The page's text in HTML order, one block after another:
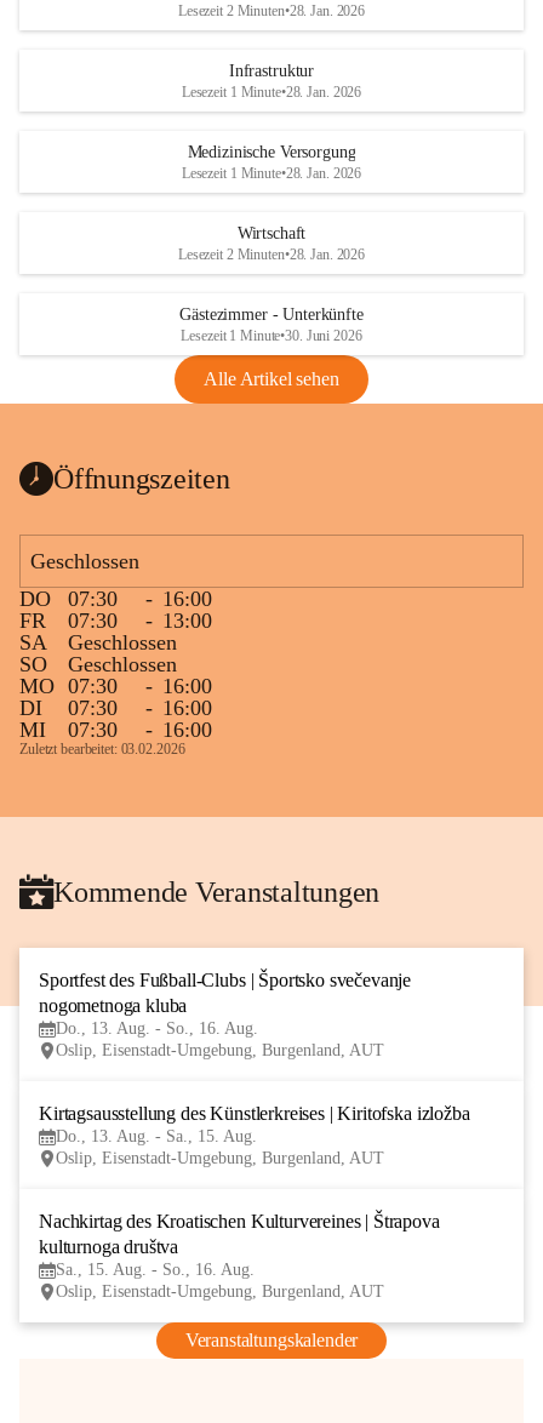
Lesezeit 2 Minuten•28. Jan. 2026
Infrastruktur
Lesezeit 1 Minute•28. Jan. 2026
Medizinische Versorgung
Lesezeit 1 Minute•28. Jan. 2026
Wirtschaft
Lesezeit 2 Minuten•28. Jan. 2026
Gästezimmer - Unterkünfte
Lesezeit 1 Minute•30. Juni 2026
Alle Artikel sehen
Öffnungszeiten
Geschlossen
DO
07:30 - 16:00
FR
07:30 - 13:00
SA
Geschlossen
SO
Geschlossen
MO 07:30 - 16:00
DI
07:30 - 16:00
MI
07:30 - 16:00
Zuletzt bearbeitet: 03.02.2026
Kommende Veranstaltungen
Sportfest des Fußball-Clubs | Športsko svečevanje
nogometnoga kluba
Do., 13. Aug. - So., 16. Aug.
Oslip, Eisenstadt-Umgebung, Burgenland, AUT
Kirtagsausstellung des Künstlerkreises | Kiritofska izložba
Do., 13. Aug. - Sa., 15. Aug.
Oslip, Eisenstadt-Umgebung, Burgenland, AUT
Nachkirtag des Kroatischen Kulturvereines | Štrapova
kulturnoga društva
Sa., 15. Aug. - So., 16. Aug.
Oslip, Eisenstadt-Umgebung, Burgenland, AUT
Veranstaltungskalender